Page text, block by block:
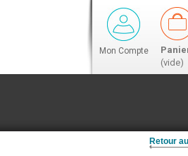
Mon Compte
(vide)
Retour